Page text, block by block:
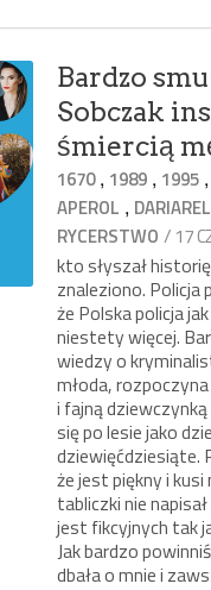
Bardzo
Sobczak
śmiercią
1670, 1989 , 1995 ,
APEROL ,
RYCERSTWO / 17
kto słyszał
znaleziono. Policja
że Polska policja
niestety więcej.
wiedzy o
młoda,
i fajną
się po lesie jako
dziewięćdziesiąte.
że jest piękny i
tabliczki nie
jest fikcyjnych tak
Jak bardzo
dbała o mnie i